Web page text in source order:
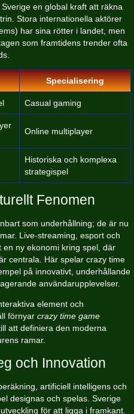
en global kraft att räkna
Stora internationella aktörer
har sina rötter i landet, men
som framtidens trender ofta
Specialisering
Casual gaming
Online multiplayer
Historiska och komplexa
strategispel
Fenomen
som underhållning; de är nu
Live-streaming, esport och
ny ekonomi kring spel, där
centrala. Här spelar crazy time
på innovativt, underhållande
användarupplevelser.
element och
förnyar crazy time game
att definiera den moderna
ramar.
och Innovation
artificiell intelligens och
designas och spelas. Sverige
för att ligga i framkant.